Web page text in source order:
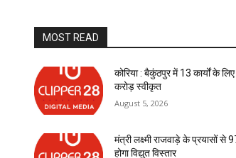
MOST READ
कोरिया : बैकुंठपुर में 13 कार्यों के
करोड़ स्वीकृत
August 5, 2026
मंत्री लक्ष्मी राजवाड़े के प्रयासों से
होगा विद्युत विस्तार